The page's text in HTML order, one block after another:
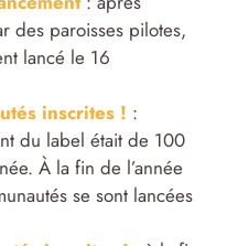
des paroisses pilotes,
lancé le 16
inscrites ! :
du label était de 100
À la fin de l’année
se sont lancées